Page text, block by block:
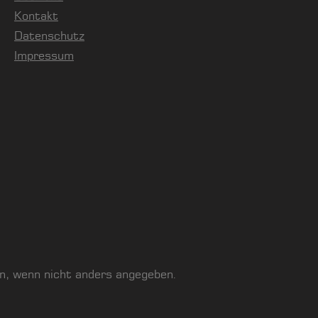
Kontakt
Datenschutz
Impressum
wenn nicht anders angegeben.